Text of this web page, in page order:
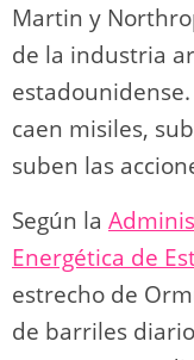
Martin y
de la industria
caen misiles,
suben las
Según la
Energética de
estrecho de
de barriles